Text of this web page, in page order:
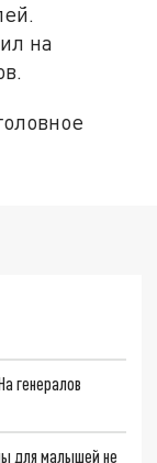
на
генералов
для малышей не